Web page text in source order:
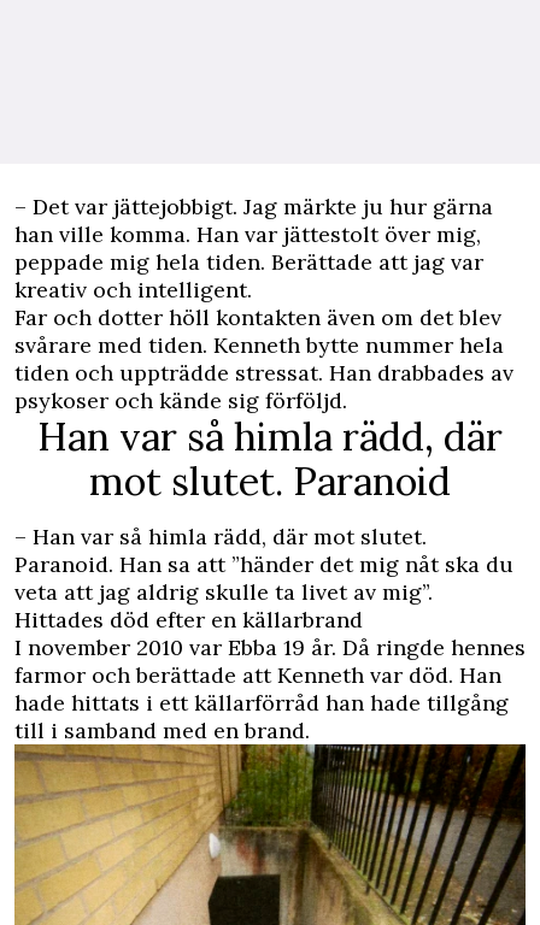
– Det var jättejobbigt. Jag märkte ju hur gärna
han ville komma. Han var jättestolt över mig,
peppade mig hela tiden. Berättade att jag var
kreativ och intelligent.
Far och dotter höll kontakten även om det blev
svårare med tiden. Kenneth bytte nummer hela
tiden och uppträdde stressat. Han drabbades av
psykoser och kände sig förföljd.
Han var så himla rädd, där
mot slutet. Paranoid
– Han var så himla rädd, där mot slutet.
Paranoid. Han sa att ”händer det mig nåt ska du
veta att jag aldrig skulle ta livet av mig”.
Hittades död efter en källarbrand
I november 2010 var Ebba 19 år. Då ringde hennes
farmor och berättade att Kenneth var död. Han
hade hittats i ett källarförråd han hade tillgång
till i samband med en brand.